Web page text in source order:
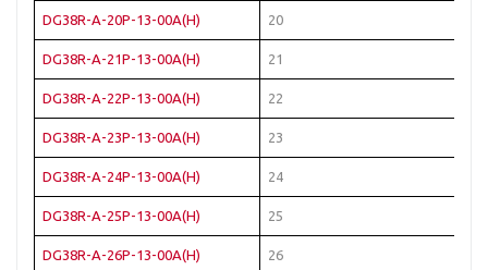
DG38R-A-20P-13-00A(H) 20
DG38R-A-21P-13-00A(H) 21
DG38R-A-22P-13-00A(H) 22
DG38R-A-23P-13-00A(H) 23
DG38R-A-24P-13-00A(H) 24
DG38R-A-25P-13-00A(H) 25
DG38R-A-26P-13-00A(H) 26